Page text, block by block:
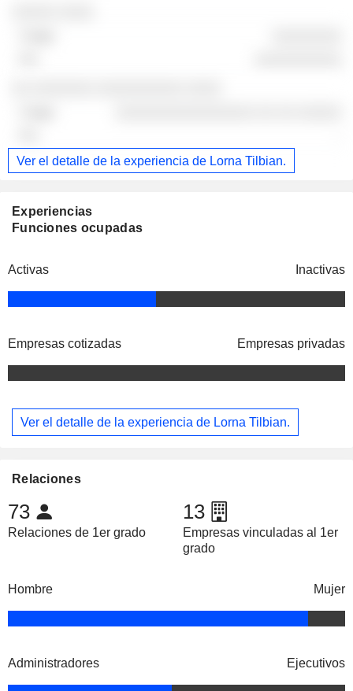
Ver el detalle de la experiencia de Lorna Tilbian.
Experiencias
Funciones ocupadas
Activas Inactivas
Empresas cotizadas Empresas privadas
Ver el detalle de la experiencia de Lorna Tilbian.
Relaciones
73
Relaciones de 1er grado
13
Empresas vinculadas al 1er
grado
Hombre Mujer
Administradores Ejecutivos